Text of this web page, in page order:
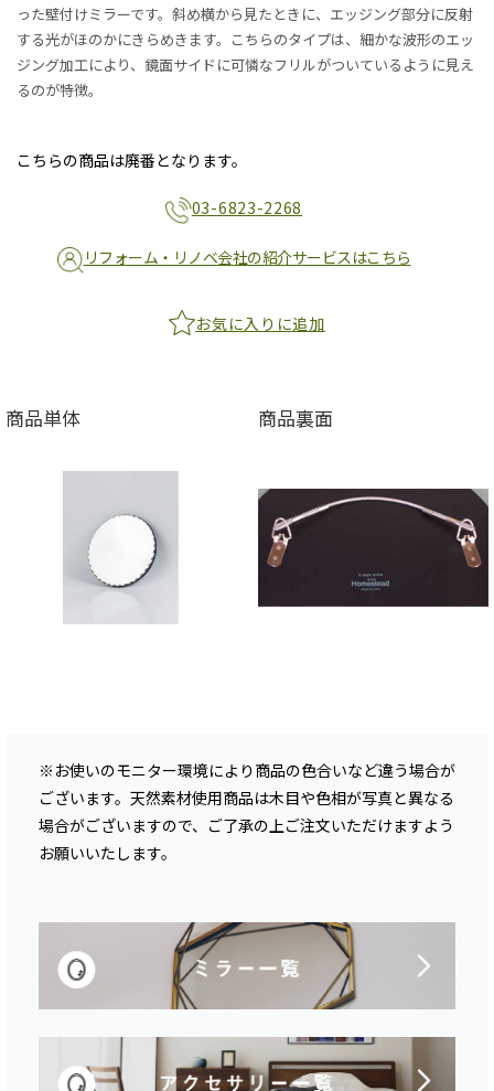
った壁付けミラーです。斜め横から見たときに、エッジング部分に反射
する光がほのかにきらめきます。こちらのタイプは、細かな波形のエッ
ジング加工により、鏡面サイドに可憐なフリルがついているように見え
るのが特徴。
こちらの商品は廃番となります。
03-6823-2268
リフォーム・リノベ会社の紹介サービスはこちら
お気に入りに追加
商品単体 商品裏面
※お使いのモニター環境により商品の色合いなど違う場合が
ございます。天然素材使用商品は木目や色相が写真と異なる
場合がございますので、ご了承の上ご注文いただけますよう
お願いいたします。